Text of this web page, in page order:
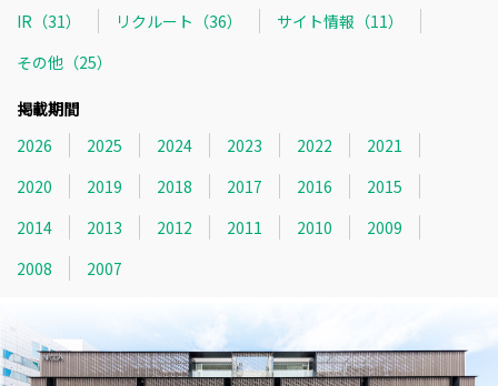
IR（31）
リクルート（36）
サイト情報（11）
その他（25）
掲載期間
2026
2025 2024 2023 2022
2021
2020
2019 2018 2017 2016
2015
2014
2013 2012 2011 2010
2009
2008
2007